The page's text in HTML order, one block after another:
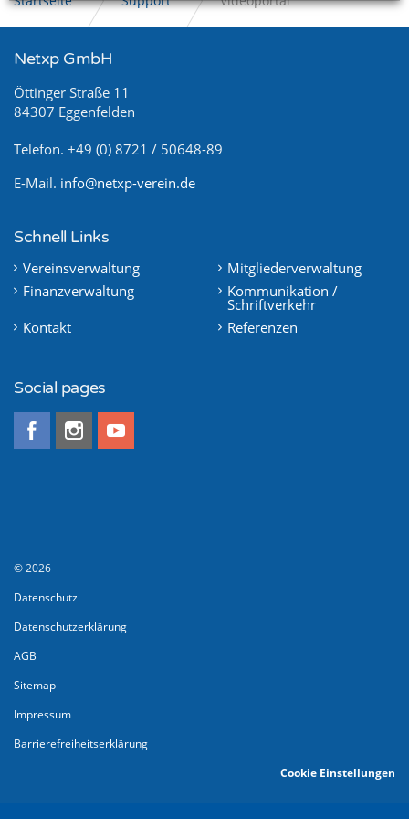
Netxp GmbH
Öttinger Straße 11
84307 Eggenfelden
Telefon. +49 (0) 8721 / 50648-89
E-Mail. info@netxp-verein.de
Schnell Links
Vereinsverwaltung
Mitgliederverwaltung
Finanzverwaltung
Kommunikation /
Schriftverkehr
Kontakt
Referenzen
Social pages
© 2026
Datenschutz
Datenschutzerklärung
AGB
Sitemap
Impressum
Barrierefreiheitserklärung
Cookie Einstellungen